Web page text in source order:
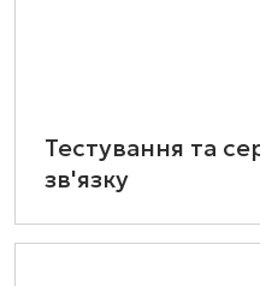
Тестування та
зв'язку